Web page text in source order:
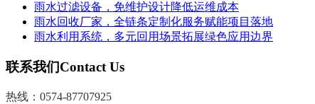
雨水过滤设备，免维护设计降低运维成本
雨水回收厂家，全链条定制化服务赋能项目落地
雨水利用系统，多元回用场景拓展绿色应用边界
联系我们Contact Us
热线：0574-87707925